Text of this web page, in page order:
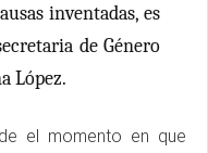
inventadas, es
de Género
López.
el momento en que